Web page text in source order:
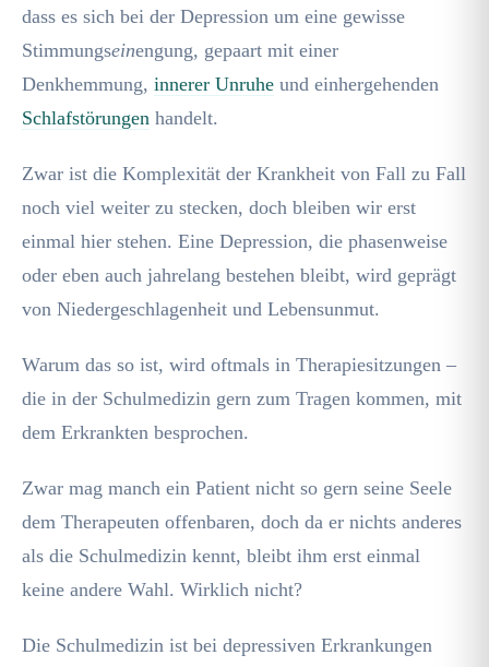
dass es sich bei der Depression um eine gewisse
Stimmungseinengung, gepaart mit einer
Denkhemmung, innerer Unruhe und einhergehenden
Schlafstörungen handelt.
Zwar ist die Komplexität der Krankheit von Fall zu Fall
noch viel weiter zu stecken, doch bleiben wir erst
einmal hier stehen. Eine Depression, die phasenweise
oder eben auch jahrelang bestehen bleibt, wird geprägt
von Niedergeschlagenheit und Lebensunmut.
Warum das so ist, wird oftmals in Therapiesitzungen –
die in der Schulmedizin gern zum Tragen kommen, mit
dem Erkrankten besprochen.
Zwar mag manch ein Patient nicht so gern seine Seele
dem Therapeuten offenbaren, doch da er nichts anderes
als die Schulmedizin kennt, bleibt ihm erst einmal
keine andere Wahl. Wirklich nicht?
Die Schulmedizin ist bei depressiven Erkrankungen